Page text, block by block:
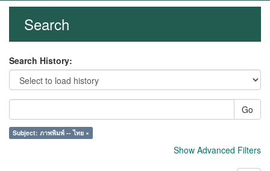
Search
Search History:
Go
Subject: ภาพพิมพ์ -- ไทย ×
Show Advanced Filters